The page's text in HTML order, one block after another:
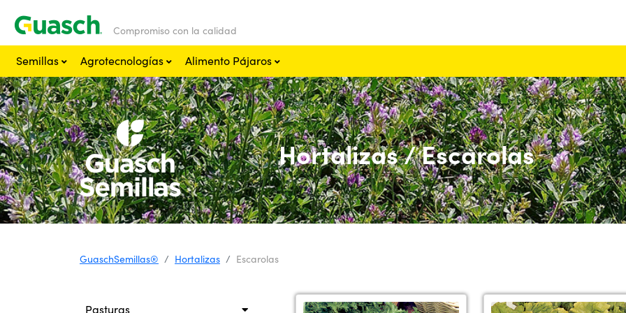
Compromiso con la calidad
Semillas
Agrotecnologías Alimento Pájaros
Hortalizas / Escarolas
GuaschSemillas® Hortalizas Escarolas
Pasturas